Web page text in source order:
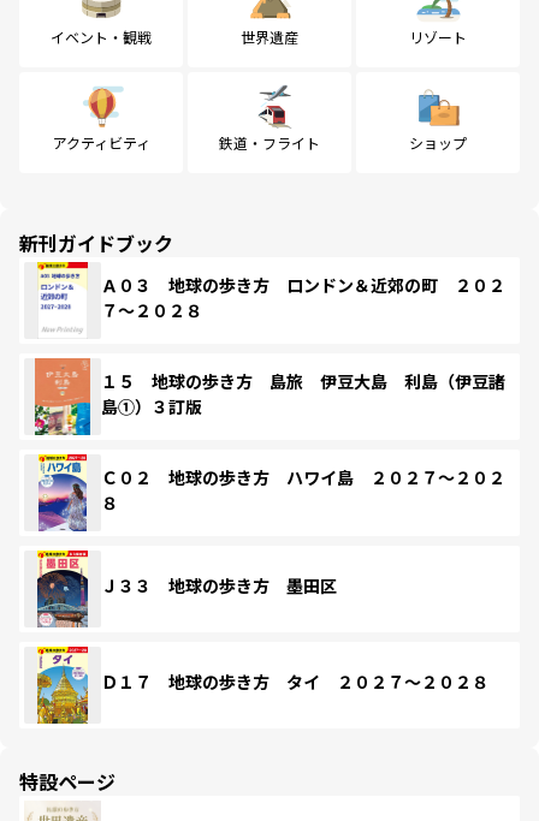
イベント・観戦 世界遺産 リゾート
アクティビティ 鉄道・フライト ショップ
新刊ガイドブック
Ａ０３ 地球の歩き方 ロンドン＆近郊の町 ２０２
７～２０２８
１５ 地球の歩き方 島旅 伊豆大島 利島（伊豆諸
島①）３訂版
Ｃ０２ 地球の歩き方 ハワイ島 ２０２７～２０２
８
Ｊ３３ 地球の歩き方 墨田区
Ｄ１７ 地球の歩き方 タイ ２０２７～２０２８
特設ページ